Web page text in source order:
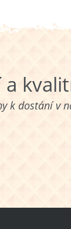
a
k dostání v